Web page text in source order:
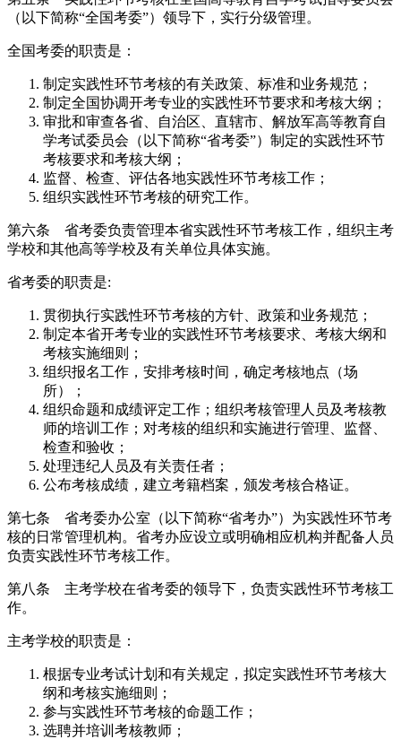
（以下简称“全国考委”）领导下，实行分级管理。
全国考委的职责是：
制定实践性环节考核的有关政策、标准和业务规范；
制定全国协调开考专业的实践性环节要求和考核大纲；
审批和审查各省、自治区、直辖市、解放军高等教育自
学考试委员会（以下简称“省考委”）制定的实践性环节
考核要求和考核大纲；
监督、检查、评估各地实践性环节考核工作；
组织实践性环节考核的研究工作。
第六条 省考委负责管理本省实践性环节考核工作，组织主考
学校和其他高等学校及有关单位具体实施。
省考委的职责是:
贯彻执行实践性环节考核的方针、政策和业务规范；
制定本省开考专业的实践性环节考核要求、考核大纲和
考核实施细则；
组织报名工作，安排考核时间，确定考核地点（场
所）；
组织命题和成绩评定工作；组织考核管理人员及考核教
师的培训工作；对考核的组织和实施进行管理、监督、
检查和验收；
处理违纪人员及有关责任者；
公布考核成绩，建立考籍档案，颁发考核合格证。
第七条 省考委办公室（以下简称“省考办”）为实践性环节考
核的日常管理机构。省考办应设立或明确相应机构并配备人员
负责实践性环节考核工作。
第八条 主考学校在省考委的领导下，负责实践性环节考核工
作。
主考学校的职责是：
根据专业考试计划和有关规定，拟定实践性环节考核大
纲和考核实施细则；
参与实践性环节考核的命题工作；
选聘并培训考核教师；